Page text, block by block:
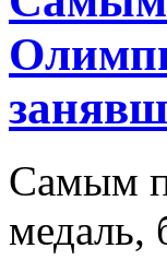
Самым
медаль,